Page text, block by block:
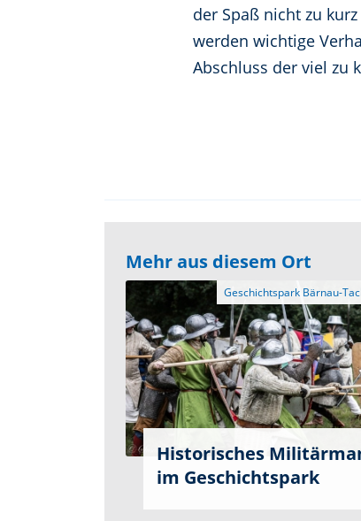
der Spaß nicht zu
werden wichtige
Abschluss der viel zu
Mehr aus diesem Ort
Historisches
im Geschichtspark